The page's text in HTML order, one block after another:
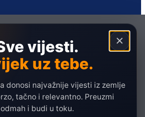
×
vijesti.
uz tebe.
donosi najvažnije vijesti iz zemlje
tačno i relevantno. Preuzmi
odmah i budi u toku.